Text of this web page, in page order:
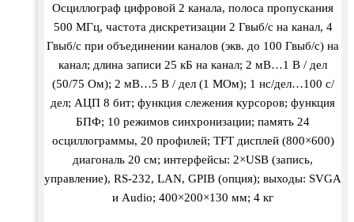
Осциллограф цифровой 2 канала, полоса пропускания
500 МГц, частота дискретизации 2 Гвыб/с на канал, 4
Гвыб/с при объединении каналов (экв. до 100 Гвыб/с) на
канал; длина записи 25 кБ на канал; 2 мВ…1 В / дел
(50/75 Ом); 2 мВ…5 В / дел (1 МОм); 1 нс/дел…100 с/
дел; АЦП 8 бит; функция слежения курсоров; функция
БПФ; 10 режимов синхронизации; память 24
осциллограммы, 20 профилей; TFT дисплей (800×600)
диагональ 20 см; интерфейсы: 2×USB (запись,
управление), RS-232, LAN, GPIB (опция); выходы: SVGA
и Audio; 400×200×130 мм; 4 кг